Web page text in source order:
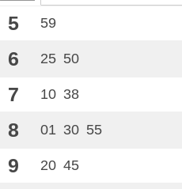
5 59
6 25 50
7 10 38
8 01 30 55
9 20 45